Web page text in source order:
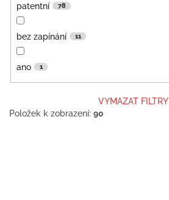
patentní 78
bez zapínání 11
ano 1
VYMAZAT FILTRY
Položek k zobrazení: 90